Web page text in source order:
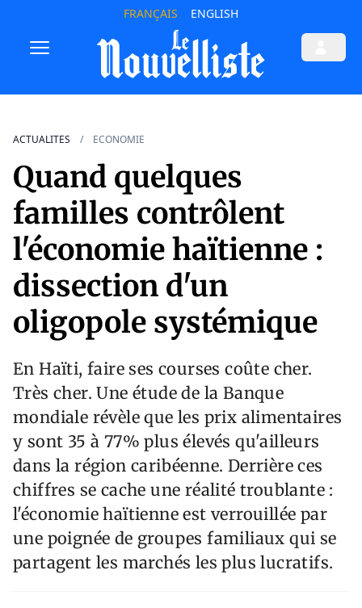
FRANÇAIS ENGLISH
ACTUALITES ECONOMIE
Quand quelques
familles contrôlent
l'économie haïtienne :
dissection d'un
oligopole systémique
En Haïti, faire ses courses coûte cher.
Très cher. Une étude de la Banque
mondiale révèle que les prix alimentaires
y sont 35 à 77% plus élevés qu'ailleurs
dans la région caribéenne. Derrière ces
chiffres se cache une réalité troublante :
l'économie haïtienne est verrouillée par
une poignée de groupes familiaux qui se
partagent les marchés les plus lucratifs.